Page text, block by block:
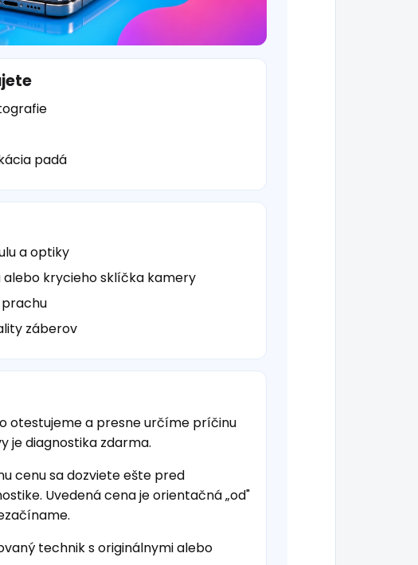
padá
a optiky
krycieho sklíčka kamery
záberov
otestujeme a presne určíme príčinu
je diagnostika zdarma.
cenu sa dozviete ešte pred
Uvedená cena je orientačná „od"
technik s originálnymi alebo